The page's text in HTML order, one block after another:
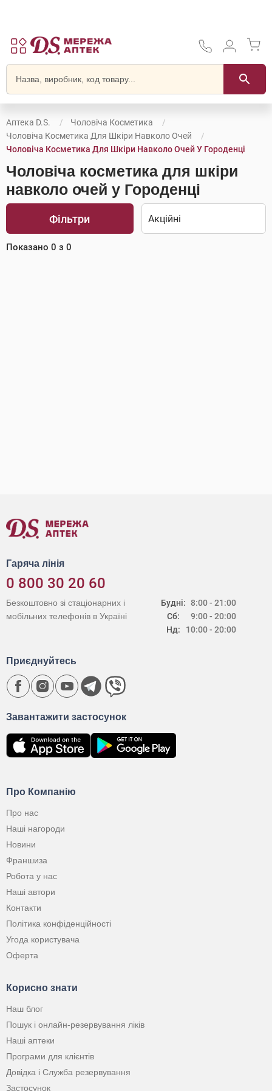
Аптека D.S.
Чоловіча Косметика
Чоловіча Косметика Для Шкіри Навколо Очей
Чоловіча Косметика Для Шкіри Навколо Очей У Городенці
Чоловіча косметика для шкіри
навколо очей у Городенці
Фільтри
Показано 0 з 0
Гаряча лінія
0 800 30 20 60
Будні:
Сб:
Нд:
8:00 - 21:00
9:00 - 20:00
10:00 - 20:00
Безкоштовно зі стаціонарних і
мобільних телефонів в Україні
Про Компанію
Про нас
Наші нагороди
Новини
Франшиза
Робота у нас
Наші автори
Контакти
Політика конфіденційності
Угода користувача
Оферта
Корисно знати
Наш блог
Пошук і онлайн-резервування ліків
Наші аптеки
Програми для клієнтів
Довідка і Служба резервування
Застосунок
Завантажити застосунок
Приєднуйтесь